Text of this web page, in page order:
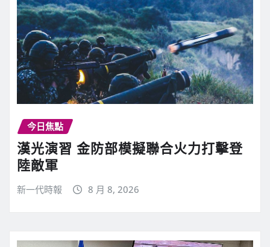
今日焦點
漢光演習 金防部模擬聯合火力打擊登
陸敵軍
新一代時報 8 月 8, 2026